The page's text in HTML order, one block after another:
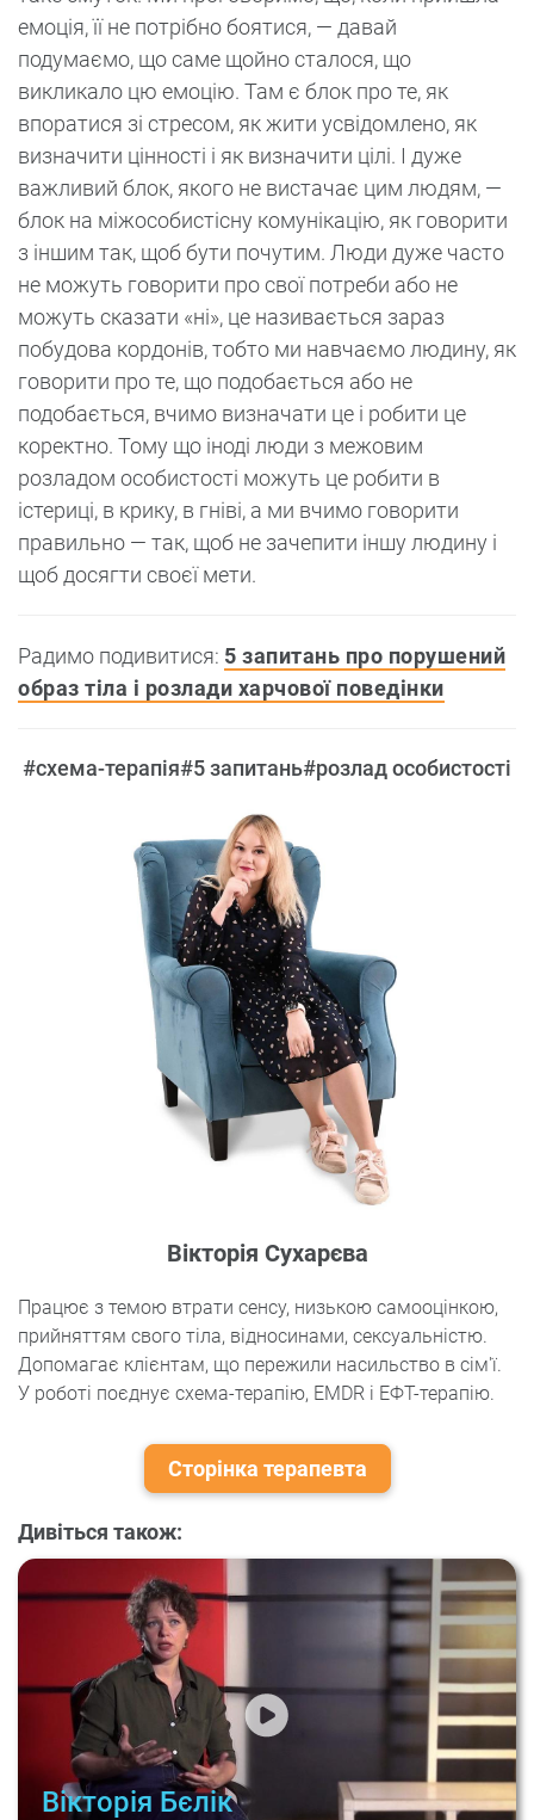
емоція, її не потрібно боятися, — давай
подумаємо, що саме щойно сталося, що
викликало цю емоцію. Там є блок про те, як
впоратися зі стресом, як жити усвідомлено, як
визначити цінності і як визначити цілі. І дуже
важливий блок, якого не вистачає цим людям, —
блок на міжособистісну комунікацію, як говорити
з іншим так, щоб бути почутим. Люди дуже часто
не можуть говорити про свої потреби або не
можуть сказати «ні», це називається зараз
побудова кордонів, тобто ми навчаємо людину, як
говорити про те, що подобається або не
подобається, вчимо визначати це і робити це
коректно. Тому що іноді люди з межовим
розладом особистості можуть це робити в
істериці, в крику, в гніві, а ми вчимо говорити
правильно — так, щоб не зачепити іншу людину і
щоб досягти своєї мети.
Радимо подивитися: 5 запитань про порушений
образ тіла і розлади харчової поведінки
#схема-терапія#5 запитань#розлад особистості
Вікторія Сухарєва
Працює з темою втрати сенсу, низькою самооцінкою,
прийняттям свого тіла, відносинами, сексуальністю.
Допомагає клієнтам, що пережили насильство в сім'ї.
У роботі поєднує схема-терапію, EMDR і ЕФТ-терапію.
Сторінка терапевта
Дивіться також:
Вікторія Бєлік